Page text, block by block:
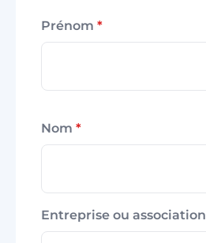
Prénom *
Nom *
Entreprise ou association